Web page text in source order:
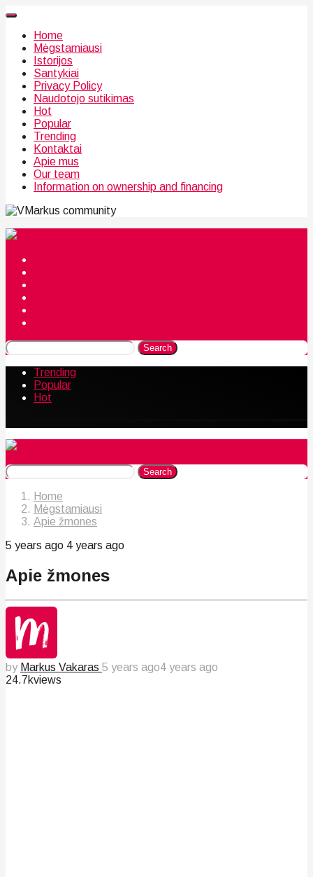
Home
Mėgstamiausi
Istorijos
Santykiai
Privacy Policy
Naudotojo sutikimas
Hot
Popular
Trending
Kontaktai
Apie mus
Our team
Information on ownership and financing
community
Search
Trending
Popular
Hot
Search
Home
Mėgstamiausi
Apie žmones
5 years ago 4 years ago
Apie žmones
by Markus Vakaras 5 years ago4 years ago
24.7kviews